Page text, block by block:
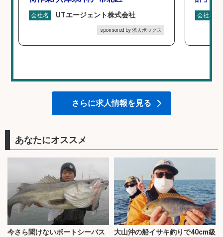
会社名 UTエージェント株式会社
sponsored by 求人ボックス
会社名
さらに求人情報を見る
あなたにオススメ
今さら聞けないボートシーバス
大山沖の船イサキ釣りで40cm級